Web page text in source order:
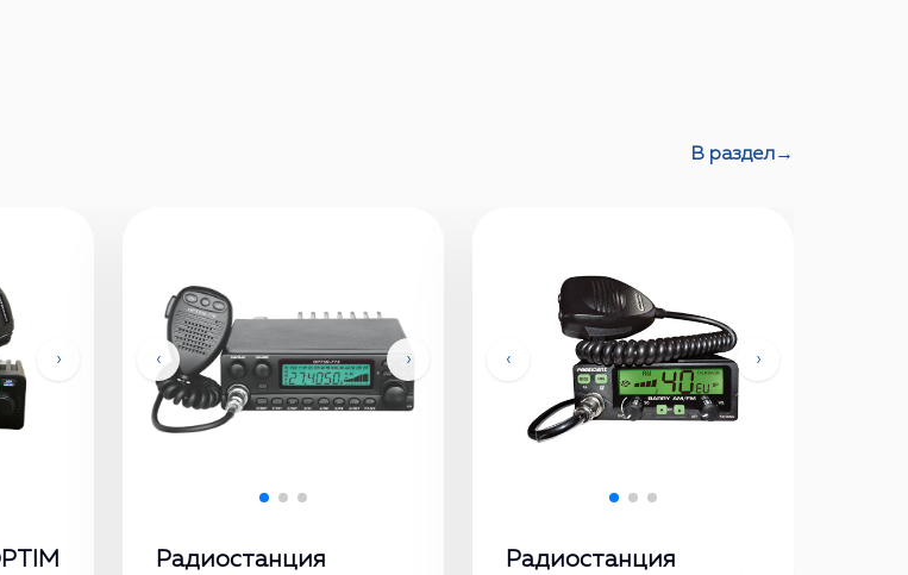
В раздел→
› ‹ ›
Радиостанция
‹ ›
Радиостанция